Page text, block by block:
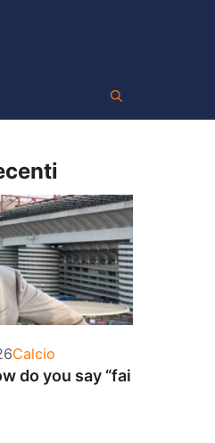
Categorie
Calcio
do you say “fai